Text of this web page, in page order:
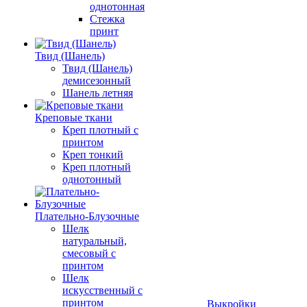
однотонная
Стежка
принт
Твид (Шанель)
Твид (Шанель)
демисезонный
Шанель летняя
Креповые ткани
Креп плотный с
принтом
Креп тонкий
Креп плотный
однотонный
Плательно-Блузочные
Шелк
натуральный,
смесовый с
принтом
Шелк
искусственный с
принтом
Выкройки